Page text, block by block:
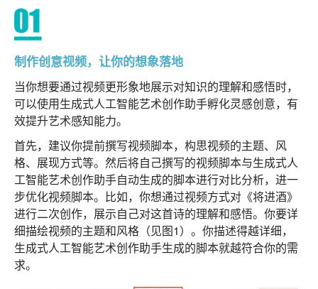
制作创意视频，让你的想象落地
当你想要通过视频更形象地展示对知识的理解和感悟时，
可以使用生成式人工智能艺术创作助手孵化灵感创意，有
效提升艺术感知能力。
首先，建议你提前撰写视频脚本，构思视频的主题、风
格、展现方式等。然后将自己撰写的视频脚本与生成式人
工智能艺术创作助手自动生成的脚本进行对比分析，进一
步优化视频脚本。比如，你想通过视频方式对《将进酒》
进行二次创作，展示自己对这首诗的理解和感悟。你要详
细描绘视频的主题和风格（见图1）。你描述得越详细，
生成式人工智能艺术创作助手生成的脚本就越符合你的需
求。